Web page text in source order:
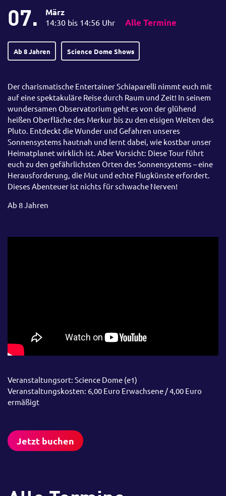
07. März
14:30 bis 14:56 Uhr Alle Termine
Ab 8 Jahren Science Dome Shows
Der charismatische Entertainer Schiaparelli nimmt euch mit
auf eine spektakuläre Reise durch Raum und Zeit! In seinem
wundersamen Observatorium geht es von der glühend
heißen Oberfläche des Merkur bis zu den eisigen Weiten des
Pluto. Entdeckt die Wunder und Gefahren unseres
Sonnensystems hautnah und lernt dabei, wie kostbar unser
Heimatplanet wirklich ist. Aber Vorsicht: Diese Tour führt
euch zu den gefährlichsten Orten des Sonnensystems – eine
Herausforderung, die Mut und echte Flugkünste erfordert.
Dieses Abenteuer ist nichts für schwache Nerven!
Ab 8 Jahren
Veranstaltungsort: Science Dome (e1)
Veranstaltungskosten: 6,00 Euro Erwachsene / 4,00 Euro
ermäßigt
Jetzt buchen